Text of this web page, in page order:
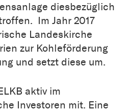
diesbezüglich
Im Jahr 2017
Landeskirche
zur Kohleförderung
und setzt diese um.
aktiv im
Investoren mit. Eine